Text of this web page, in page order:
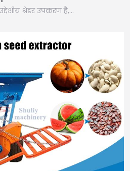
श्रेडर उपकरण है,…